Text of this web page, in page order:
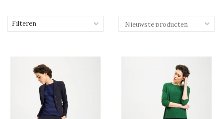
Filteren